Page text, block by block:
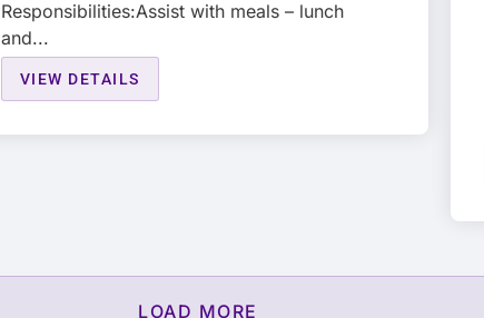
Responsibilities:Assist with meals – lunch
and...
VIEW DETAILS
LOAD MORE